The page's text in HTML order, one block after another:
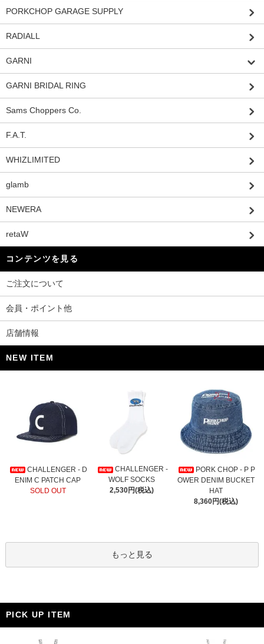
PORKCHOP GARAGE SUPPLY
RADIALL
GARNI
GARNI BRIDAL RING
Sams Choppers Co.
F.A.T.
WHIZLIMITED
glamb
NEWERA
retaW
コンテンツを見る
ご注文について
会員・ポイント他
店舗情報
NEW ITEM
CHALLENGER - D
ENIM C PATCH CAP
SOLD OUT
CHALLENGER -
WOLF SOCKS
2,530円(税込)
PORK CHOP - P P
OWER DENIM BUCKET
HAT
8,360円(税込)
もっと見る
PICK UP ITEM